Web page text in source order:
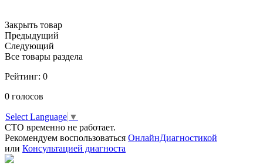
Закрыть товар
Предыдущий
Следующий
Все товары раздела
Рейтинг: 0
0 голосов
Select Language ▼
СТО временно не работает.
Рекомендуем воспользоваться ОнлайнДиагностикой
или Консультацией диагноста